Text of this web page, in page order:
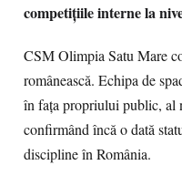
competițiile interne la
CSM Olimpia Satu Mare
românească. Echipa de
în fața propriului public, al
confirmând încă o dată
discipline în România.